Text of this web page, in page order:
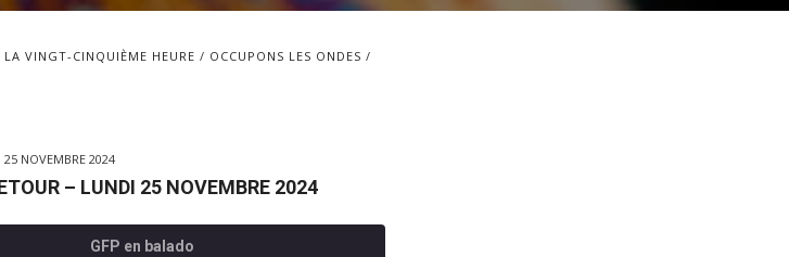
LA VINGT-CINQUIÈME HEURE OCCUPONS LES ONDES
25 NOVEMBRE 2024
– LUNDI 25 NOVEMBRE 2024
GFP en balado